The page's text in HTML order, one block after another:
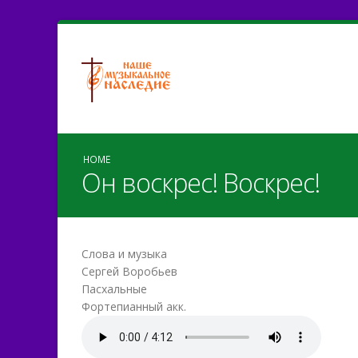
HOME
Он воскрес! Воскрес!
Слова и музыка
Сергей Воробьев
Пасхальные
Фортепианный акк.
Он воскрес! Воскрес!.mp3